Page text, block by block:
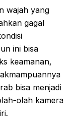
wajah yang
gagal
ini bisa
keamanan,
bisa menjadi
olah kamera